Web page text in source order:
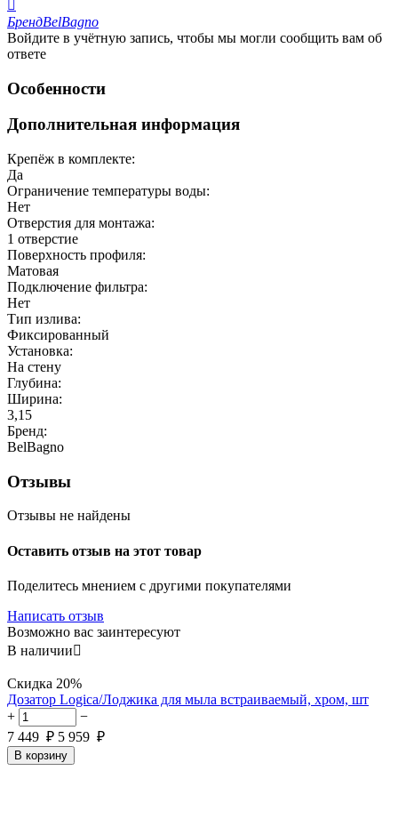
БрендBelBagno
Войдите в учётную запись, чтобы мы могли сообщить вам об
ответе
Особенности
Дополнительная информация
Крепёж в комплекте:
Да
Ограничение температуры воды:
Нет
Отверстия для монтажа:
1 отверстие
Поверхность профиля:
Матовая
Подключение фильтра:
Нет
Тип излива:
Фиксированный
Установка:
На стену
Глубина:
Ширина:
3,15
Бренд:
BelBagno
Отзывы
Отзывы не найдены
Оставить отзыв на этот товар
Поделитесь мнением с другими покупателями
Написать отзыв
Возможно вас заинтересуют
В наличии
Скидка 20%
Дозатор Logica/Лоджика для мыла встраиваемый, хром, шт
+
−
7 449 ₽ 5 959 ₽
В корзину